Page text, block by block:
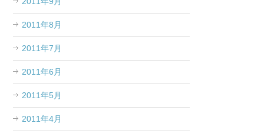
2011年8月
2011年7月
2011年6月
2011年5月
2011年4月